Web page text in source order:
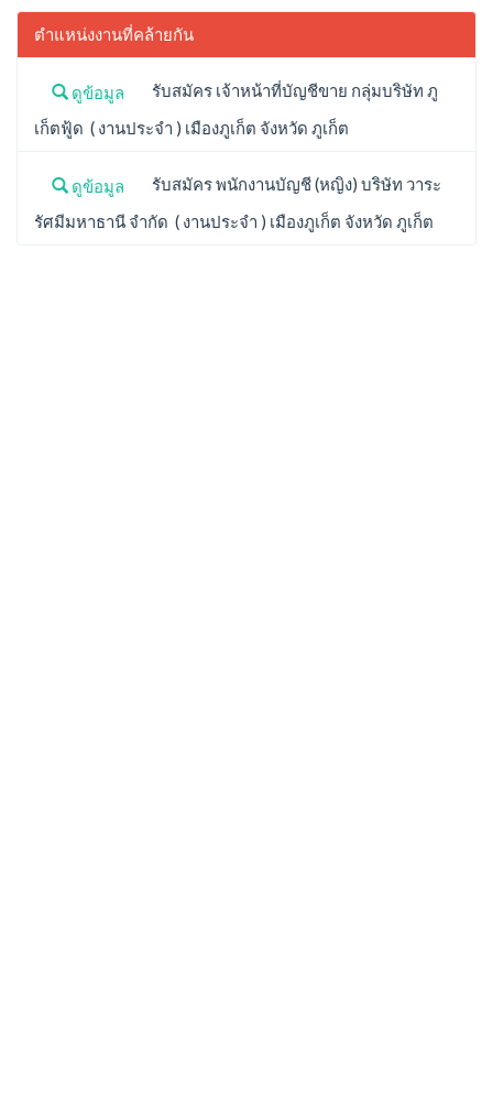
ตำแหน่งงานที่คล้ายกัน
ดูข้อมูล
รับสมัคร เจ้าหน้าที่บัญชีขาย กลุ่มบริษัท ภู
เก็ตฟู้ด ( งานประจำ ) เมืองภูเก็ต จังหวัด ภูเก็ต
ดูข้อมูล
รับสมัคร พนักงานบัญชี (หญิง) บริษัท วาระ
รัศมีมหาธานี จำกัด ( งานประจำ ) เมืองภูเก็ต จังหวัด ภูเก็ต